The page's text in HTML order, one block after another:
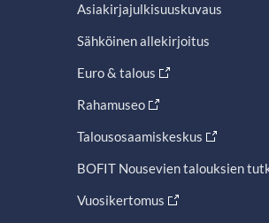
Asiakirjajulkisuuskuvaus
Sähköinen allekirjoitus
Euro & talous
Rahamuseo
Talousosaamiskeskus
BOFIT Nousevien talouksien
Vuosikertomus